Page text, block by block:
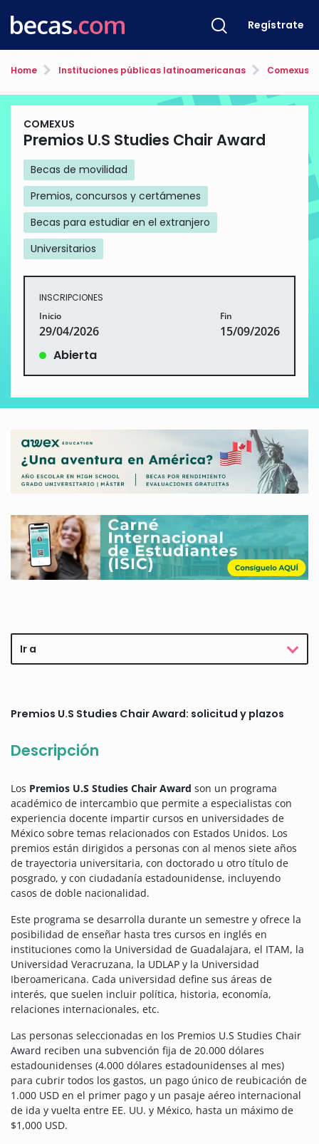
Regístrate
Home Instituciones públicas latinoamericanas Comexus
COMEXUS
Premios U.S Studies Chair Award
Becas de movilidad
Premios, concursos y certámenes
Becas para estudiar en el extranjero
Universitarios
INSCRIPCIONES
Inicio
29/04/2026
Fin
15/09/2026
Abierta
Ir a
Premios U.S Studies Chair Award: solicitud y plazos
Descripción
Los Premios U.S Studies Chair Award son un programa
académico de intercambio que permite a especialistas con
experiencia docente impartir cursos en universidades de
México sobre temas relacionados con Estados Unidos. Los
premios están dirigidos a personas con al menos siete años
de trayectoria universitaria, con doctorado u otro título de
posgrado, y con ciudadanía estadounidense, incluyendo
casos de doble nacionalidad.
Este programa se desarrolla durante un semestre y ofrece la
posibilidad de enseñar hasta tres cursos en inglés en
instituciones como la Universidad de Guadalajara, el ITAM, la
Universidad Veracruzana, la UDLAP y la Universidad
Iberoamericana. Cada universidad define sus áreas de
interés, que suelen incluir política, historia, economía,
relaciones internacionales, etc.
Las personas seleccionadas en los Premios U.S Studies Chair
Award reciben una subvención fija de 20.000 dólares
estadounidenses (4.000 dólares estadounidenses al mes)
para cubrir todos los gastos, un pago único de reubicación de
1.000 USD en el primer pago y un pasaje aéreo internacional
de ida y vuelta entre EE. UU. y México, hasta un máximo de
$1,000 USD.